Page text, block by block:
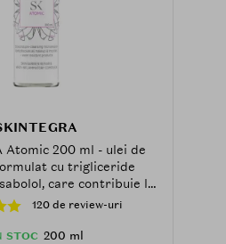
Atomic 200 ml - ulei de
cu trigliceride
care contribuie la
si machiajului
la metinerea confortului
cutanat
120 de review-uri
STOC 200 ml